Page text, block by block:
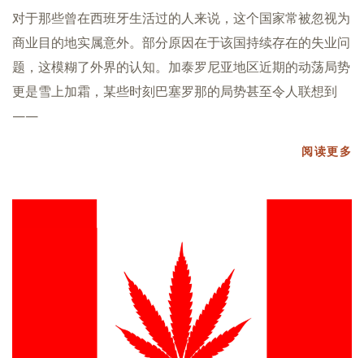
对于那些曾在西班牙生活过的人来说，这个国家常被忽视为
商业目的地实属意外。部分原因在于该国持续存在的失业问
题，这模糊了外界的认知。加泰罗尼亚地区近期的动荡局势
更是雪上加霜，某些时刻巴塞罗那的局势甚至令人联想到
——
阅读更多